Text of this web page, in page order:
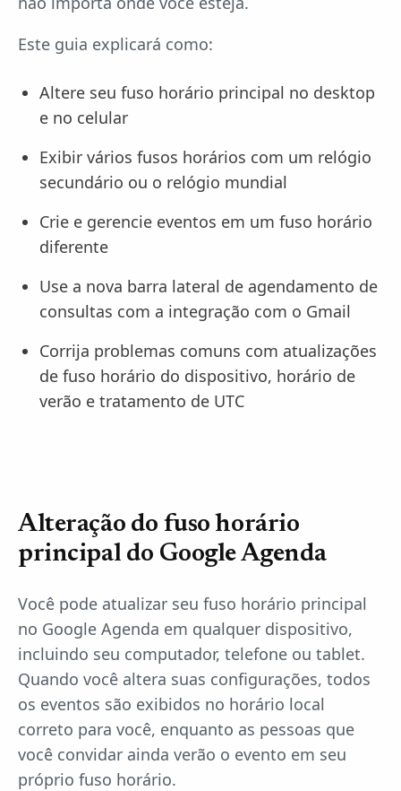
Este guia explicará como:
Altere seu fuso horário principal no desktop
e no celular
Exibir vários fusos horários com um relógio
secundário ou o relógio mundial
Crie e gerencie eventos em um fuso horário
diferente
Use a nova barra lateral de agendamento de
consultas com a integração com o Gmail
Corrija problemas comuns com atualizações
de fuso horário do dispositivo, horário de
verão e tratamento de UTC
Alteração do fuso horário
principal do Google Agenda
Você pode atualizar seu fuso horário principal
no Google Agenda em qualquer dispositivo,
incluindo seu computador, telefone ou tablet.
Quando você altera suas configurações, todos
os eventos são exibidos no horário local
correto para você, enquanto as pessoas que
você convidar ainda verão o evento em seu
próprio fuso horário.